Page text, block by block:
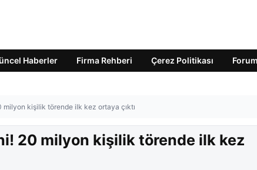
Haberler Firma Rehberi Çerez Politikası Forum
milyon kişilik törende ilk kez ortaya çıktı
20 milyon kişilik törende ilk kez